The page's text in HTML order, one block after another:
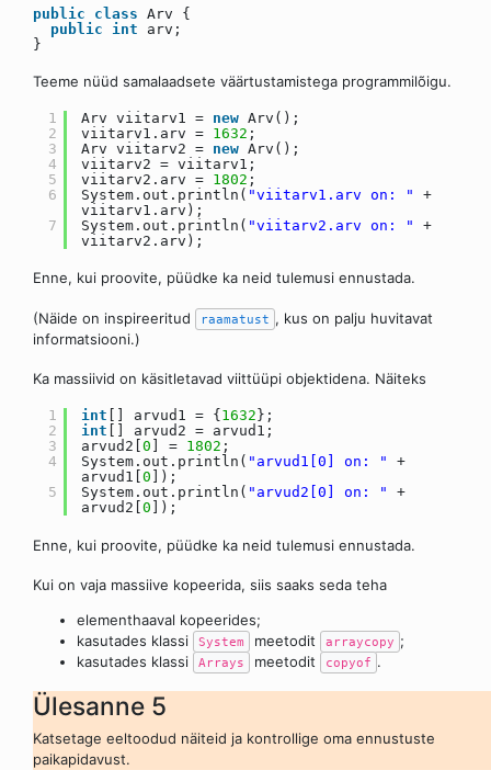
public class Arv {
public
int
arv;
}
Teeme nüüd samalaadsete väärtustamistega programmilõigu.
1
2
3
4
5
6
7
Arv viitarv1 = new Arv();
viitarv1.arv = 1632 ;
Arv viitarv2 = new Arv();
viitarv2 = viitarv1;
viitarv2.arv = 1802 ;
System.out.println( "viitarv1.arv on: "
+
viitarv1.arv);
System.out.println( "viitarv2.arv on: "
+
viitarv2.arv);
Enne, kui proovite, püüdke ka neid tulemusi ennustada.
(Näide on inspireeritud raamatust , kus on palju huvitavat
informatsiooni.)
Ka massiivid on käsitletavad viittüüpi objektidena. Näiteks
1
2
3
4
5
int [] arvud1 = { 1632 };
int [] arvud2 = arvud1;
arvud2[ 0 ] = 1802 ;
System.out.println( "arvud1[0] on: "
+
arvud1[ 0 ]);
System.out.println( "arvud2[0] on: "
+
arvud2[ 0 ]);
Enne, kui proovite, püüdke ka neid tulemusi ennustada.
Kui on vaja massiive kopeerida, siis saaks seda teha
elementhaaval kopeerides;
kasutades klassi
System meetodit arraycopy ;
kasutades klassi
Arrays meetodit copyof .
Ülesanne 5
Katsetage eeltoodud näiteid ja kontrollige oma ennustuste
paikapidavust.